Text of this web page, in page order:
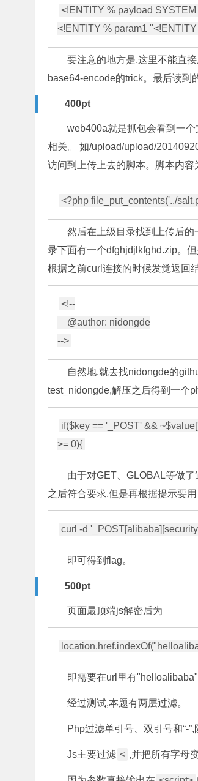
<!ENTITY % payload
要注意的地方是,这里不能直
base64-encode的trick。最后读到
400pt
web400a就是抓包会看到一
相关。 如/upload/upload/
访问到上传上去的脚本。脚本内容
然后在上级目录找到上传后
录下面有一个dfghjdjlkfghd.zip。
根据之前curl连接的时候发觉返回
<!--
自然地,就去找nidongde的
test_nidongde,解压之后得到一个
if($key == '_POST' &&
由于对GET、GLOBAL等做
之后符合要求,但是再根据提示要
即可得到flag。
500pt
页面最顶端js解密后为
即需要在url里有
经过测试,本题有两层过滤。
Php过滤单引号、双引号和“-”,
Js主要过滤 < ,并把所有字母